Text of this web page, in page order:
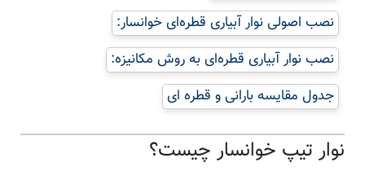
نصب اصولی نوار آبیاری قطره‌ای خوانسار:
نصب نوار آبیاری قطره‌ای به روش مکانیزه:
جدول مقایسه بارانی و قطره ای
نوار تیپ خوانسار چیست؟